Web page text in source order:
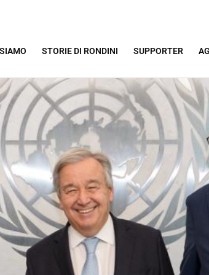
STORIE DI RONDINI SUPPORTER